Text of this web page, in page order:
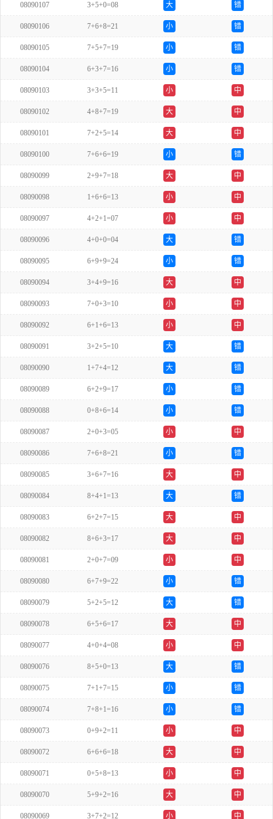
08090107 3+5+0=08 大 错
08090106 7+6+8=21 小 错
08090105 7+5+7=19 小 错
08090104 6+3+7=16 小 错
08090103 3+3+5=11 小 中
08090102 4+8+7=19 大 中
08090101 7+2+5=14 大 中
08090100 7+6+6=19 小 错
08090099 2+9+7=18 大 中
08090098 1+6+6=13 小 中
08090097 4+2+1=07 小 中
08090096 4+0+0=04 大 错
08090095 6+9+9=24 小 错
08090094 3+4+9=16 大 中
08090093 7+0+3=10 小 中
08090092 6+1+6=13 小 中
08090091 3+2+5=10 大 错
08090090 1+7+4=12 大 错
08090089 6+2+9=17 小 错
08090088 0+8+6=14 小 错
08090087 2+0+3=05 小 中
08090086 7+6+8=21 小 错
08090085 3+6+7=16 大 中
08090084 8+4+1=13 大 错
08090083 6+2+7=15 大 中
08090082 8+6+3=17 大 中
08090081 2+0+7=09 小 中
08090080 6+7+9=22 小 错
08090079 5+2+5=12 大 错
08090078 6+5+6=17 大 中
08090077 4+0+4=08 小 中
08090076 8+5+0=13 大 错
08090075 7+1+7=15 小 错
08090074 7+8+1=16 小 错
08090073 0+9+2=11 小 中
08090072 6+6+6=18 大 中
08090071 0+5+8=13 小 中
08090070 5+9+2=16 大 中
08090069 3+7+2=12 小 中